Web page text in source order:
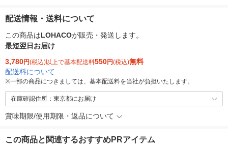
配送情報・送料について
この商品はLOHACOが販売・発送します。
最短翌日お届け
3,780円(税込)以上で基本配送料550円(税込)無料
配送料について
※一部の商品につきましては、基本配送料を当社が負担いたします。
在庫確認住所：東京都にお届け
賞味期限/使用期限・返品について
この商品と関連するおすすめPRアイテム